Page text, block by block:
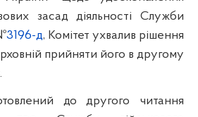
засад діяльності Служби
3196-д, Комітет ухвалив рішення
прийняти його в другому
до другого читання